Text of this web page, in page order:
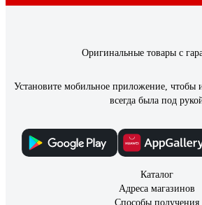
Оригинальные товары с
Установите мобильное приложение, чтобы
всегда была под
Каталог
Адреса магазинов
Способы получения